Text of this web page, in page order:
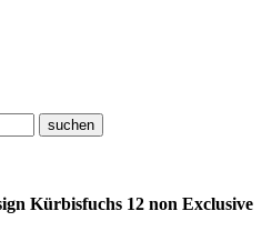
suchen
Kürbisfuchs 12 non Exclusive